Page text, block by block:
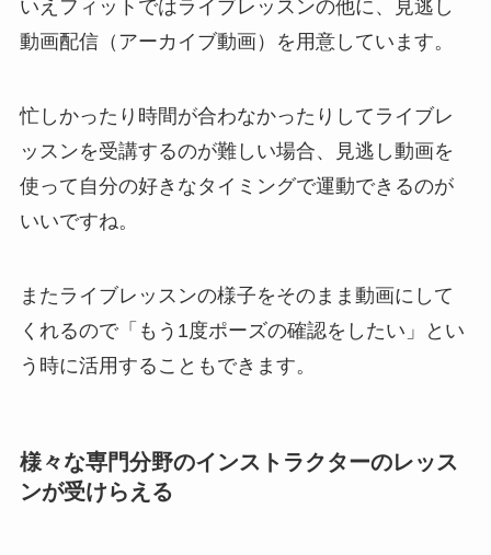
いえフィットではライブレッスンの他に、見逃し
動画配信（アーカイブ動画）を用意しています。
忙しかったり時間が合わなかったりしてライブレ
ッスンを受講するのが難しい場合、見逃し動画を
使って自分の好きなタイミングで運動できるのが
いいですね。
またライブレッスンの様子をそのまま動画にして
くれるので「もう1度ポーズの確認をしたい」とい
う時に活用することもできます。
様々な専門分野のインストラクターのレッス
ンが受けらえる